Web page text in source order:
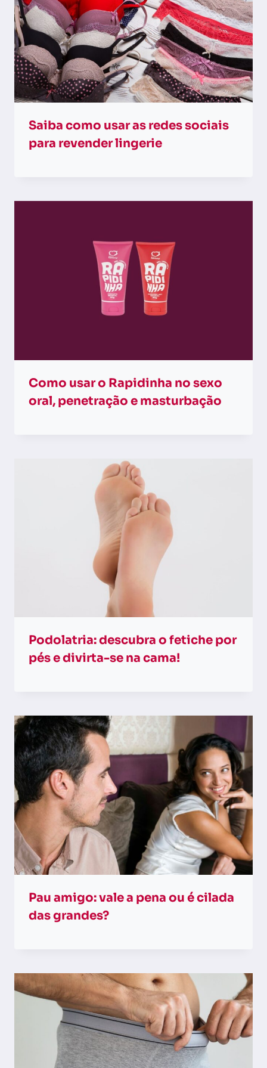
Saiba como usar as redes sociais
para revender lingerie
Como usar o Rapidinha no sexo
oral, penetração e masturbação
Podolatria: descubra o fetiche por
pés e divirta-se na cama!
Pau amigo: vale a pena ou é cilada
das grandes?